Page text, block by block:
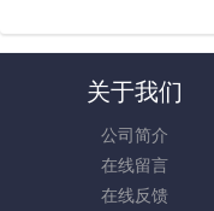
关于我们
公司简介
在线留言
在线反馈